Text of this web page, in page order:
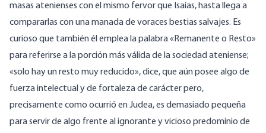
masas atenienses con el mismo fervor que Isaías, hasta llega a
compararlas con una manada de voraces bestias salvajes. Es
curioso que también él emplea la palabra «Remanente o Resto»
para referirse a la porción más válida de la sociedad ateniense;
«solo hay un resto muy reducido», dice, que aún posee algo de
fuerza intelectual y de fortaleza de carácter pero,
precisamente como ocurrió en Judea, es demasiado pequeña
para servir de algo frente al ignorante y vicioso predominio de